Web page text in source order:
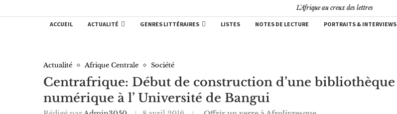
L'Afrique au creux des lettres
ACCUEIL ACTUALITÉ GENRES LITTÉRAIRES LISTES NOTES DE LECTURE PORTRAITS & INTERVIEWS
Actualité Afrique Centrale Société
Centrafrique: Début de construction d’une bibliothèque
numérique à l’ Université de Bangui